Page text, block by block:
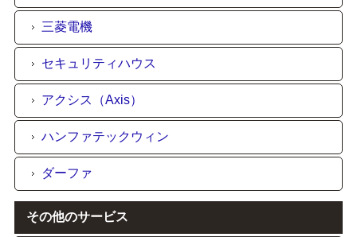
三菱電機
セキュリティハウス
アクシス（Axis）
ハンファテックウィン
ダーファ
その他のサービス